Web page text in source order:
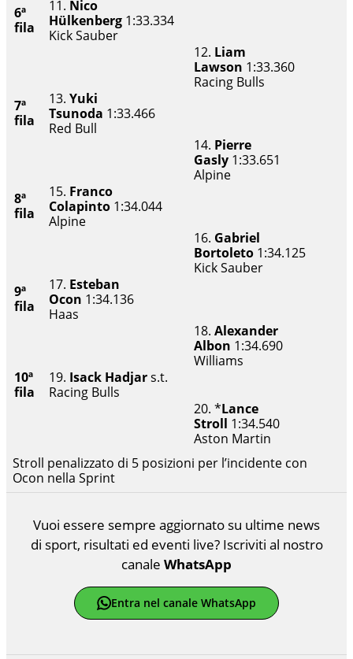
6ª
fila
11. Nico
Hülkenberg 1:33.334
Kick Sauber
12. Liam
Lawson 1:33.360
Racing Bulls
7ª
fila
13. Yuki
Tsunoda 1:33.466
Red Bull
14. Pierre
Gasly 1:33.651
Alpine
8ª
fila
15. Franco
Colapinto 1:34.044
Alpine
16. Gabriel
Bortoleto 1:34.125
Kick Sauber
9ª
fila
17. Esteban
Ocon 1:34.136
Haas
18. Alexander
Albon 1:34.690
Williams
10ª
fila
19. Isack Hadjars.t.
Racing Bulls
20. *Lance
Stroll 1:34.540
Aston Martin
Stroll penalizzato di 5 posizioni per l’incidente con
Ocon nella Sprint
Vuoi essere sempre aggiornato su ultime news
di sport, risultati ed eventi live? Iscriviti al nostro
canale WhatsApp
Entra nel canale WhatsApp